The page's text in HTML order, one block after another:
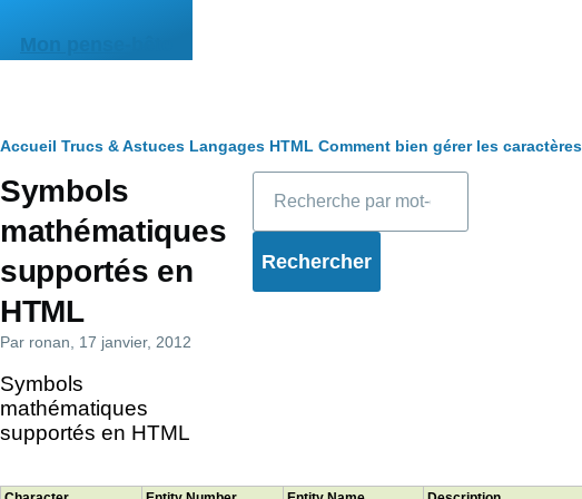
Mon pense-bête
Fil
d'Ariane
Accueil Trucs & Astuces Langages HTML Comment bien gérer les
Symbols
mathématiques
supportés en
HTML
Par ronan , 17 janvier, 2012
Symbols
mathématiques
supportés en HTML